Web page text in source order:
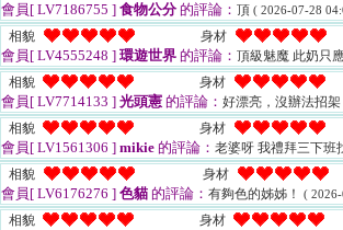
會員[ LV7186755 ] 食物公分的評論： 頂 ( 2026-07-28
相貌 身材
會員[ LV4555248 ] 環遊世界 的評論： 頂級魅魔 此奶只
相貌
身材
會員[ LV7714133 ] 光頭憲 的評論： 好漂亮，沒辦法招
相貌
身材
會員[ LV1561306 ] mikie 的評論： 老婆呀 我禮拜三下班
相貌
身材
會員[ LV6176276 ] 色貓 的評論： 有夠色的姊姊！ (
相貌 身材